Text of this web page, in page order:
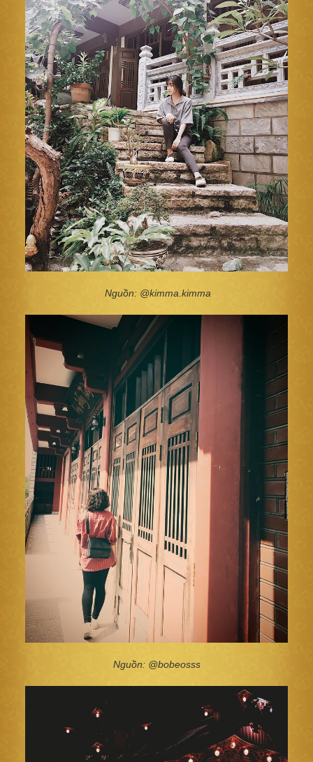
Nguồn: @kimma.kimma
Nguồn: @bobeosss